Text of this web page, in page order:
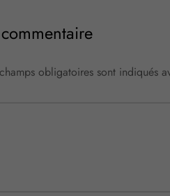
obligatoires sont indiqués